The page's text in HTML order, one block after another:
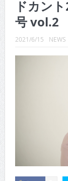
ドカン
号 vol.2
2021/6/15 NEWS